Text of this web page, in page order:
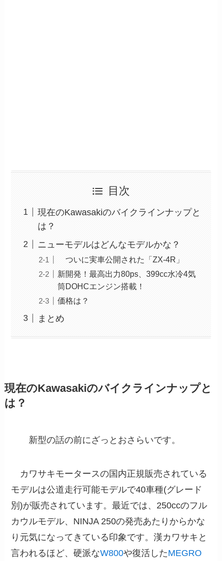
目次
現在のKawasakiのバイクラインナップと
は？
ニューモデルはどんなモデルかな？
ついに実車公開された「ZX-4R」
新開発！最高出力80ps、399cc水冷4気
筒DOHCエンジン搭載！
価格は？
まとめ
現在のKawasakiのバイクラインナップと
は？
新型の話の前にざっとおさらいです。
カワサキモータースの国内正規販売されている
モデルは公道走行可能モデルで40車種(グレード
別)が販売されています。最近では、250ccのフル
カウルモデル、NINJA 250の発売あたりからかな
り元気になってきている印象です。漢カワサキと
言われるほど、硬派なW800や復活したMEGRO